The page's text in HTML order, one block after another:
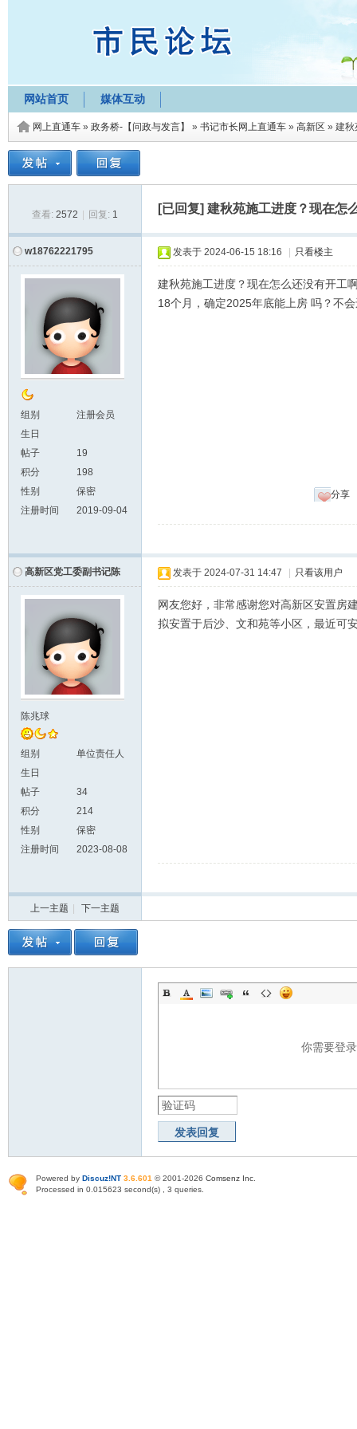
网站首页 媒体互动
网上直通车 » 政务桥-【问政与发言】 » 书记市长网上直通车 » 高新区 » 建秋
查看: 2572 回复: 1 [已回复] 建秋苑施工进度？现在怎
w18762221795
组别
注册会员
生日
帖子
19
积分
198
性别
保密
注册时间
2019-09-04
发表于 2024-06-15 18:16 只看楼主
建秋苑施工进度？现在怎么还没有开工
18个月，确定2025年底能上房 吗？不
分享
高新区党工委副书记陈
陈兆球
组别
单位责任人
生日
帖子
34
积分
214
性别
保密
注册时间
2023-08-08
发表于 2024-07-31 14:47 只看该用户
网友您好，非常感谢您对高新区安置房
拟安置于后沙、文和苑等小区，最近可
上一主题 下一主题
你需要登
发表回复
Powered by Discuz!NT 3.6.601 © 2001-2026 Comsenz Inc
Processed in 0.015623 second(s) , 3 queries.